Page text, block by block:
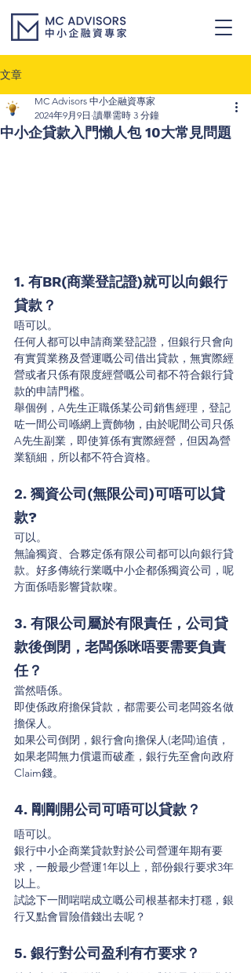
文章
中小企貸款入門懶人包 10大常見問題
MC Advisors 中小企融資專家
2024年9月9日 讀畢需時 3 分鐘
1. 有BR(商業登記證)就可以向銀行
貸款？
唔可以。
任何人都可以申請商業登記證，但銀行只會向
有實質業務及營運嘅公司借出貸款，無實際經
營或者只係有限度經營嘅公司都不符合銀行貸
款的申請門檻。
舉個例，A先生正職係某公司銷售經理，登記
咗一間公司喺網上賣飾物，由於呢間公司只係
A先生副業，即使算係有實際經營，但因為營
業額細，所以都不符合資格。
2. 獨資公司(無限公司)可唔可以貸
款?
可以。
無論獨資、合夥定係有限公司都可以向銀行貸
款。好多傳統行業嘅中小企都係獨資公司，呢
方面係唔影響貸款㗎。
3. 有限公司屬於有限責任，公司貸
款後倒閉，老闆係咪唔要需要負責
任？
當然唔係。
即使係政府擔保貸款，都需要公司老闆簽名做
擔保人。
如果公司倒閉，銀行會向擔保人(老闆)追債，
如果老闆無力償還而破產，銀行先至會向政府
Claim錢。
4. 剛剛開公司可唔可以貸款？
唔可以。
銀行中小企商業貸款對於公司營運年期有要
求，一般最少營運1年以上，部份銀行要求3年
以上。
試諗下一間啱啱成立嘅公司根基都未打穩，銀
行又點會冒險借錢出去呢？
5. 銀行對公司盈利有冇要求？